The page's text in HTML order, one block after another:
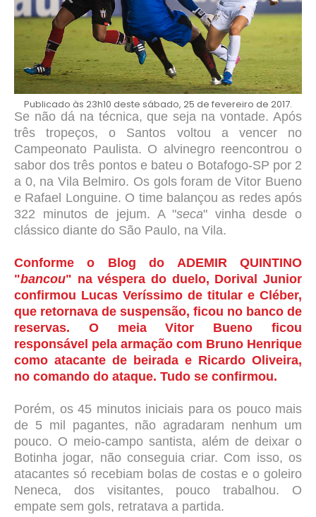
Publicado às 23h10 deste sábado, 25 de fevereiro de 2017.
Se não dá na técnica, que seja na vontade. Após
três tropeços, o Santos voltou a vencer no
Campeonato Paulista. O alvinegro reencontrou o
sabor dos três pontos e bateu o Botafogo-SP por 2
a 0, na Vila Belmiro. Os gols foram de Vitor Bueno
e Rafael Longuine. O time balançou as redes após
322 minutos de jejum. A "seca" vinha desde o
clássico diante do São Paulo, na Vila.
Conforme o Blog do ADEMIR QUINTINO
"bancou" na véspera do duelo, Dorival Junior
confirmou Lucas Veríssimo de titular e Cléber,
que retornava de suspensão, ficou no banco de
reservas. O meia Vitor Bueno ficou
responsável pela armação com Bruno Henrique
como atacante de beirada e Ricardo Oliveira,
no comando do ataque. Tudo se confirmou.
Porém, os 45 minutos iniciais para os pouco mais
de 5 mil pagantes, não agradaram nenhum um
pouco. O meio-campo santista, além de deixar o
Botinha jogar, não conseguia criar. Com isso, os
atacantes só recebiam bolas de costas e o goleiro
Neneca, dos visitantes, pouco trabalhou. O
empate sem gols, retratava a partida.